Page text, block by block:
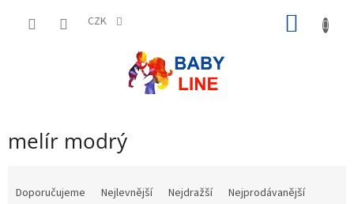
CZK
melír modrý
Doporučujeme Nejlevnější Nejdražší
Nejprodávanější